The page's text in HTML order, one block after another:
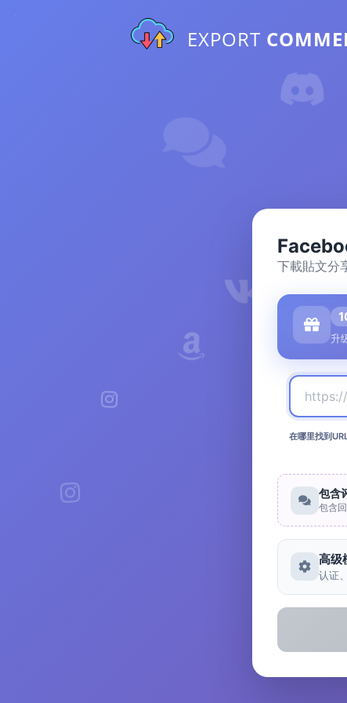
EXPORT
下載貼文分
升
在哪里找到
包含
包含
高级
认证